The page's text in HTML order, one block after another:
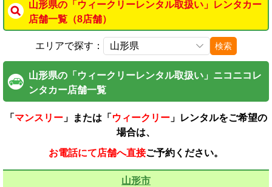
山形県の「ウィークリーレンタル取扱い」レンタカー
店舗一覧（8店舗）
エリアで探す： 検索
山形県の「ウィークリーレンタル取扱い」ニコニコレ
ンタカー店舗一覧
「 マンスリー 」または「 ウィークリー 」レンタルをご希望の
場合は、
お電話にて店舗へ直接ご予約ください。
山形市